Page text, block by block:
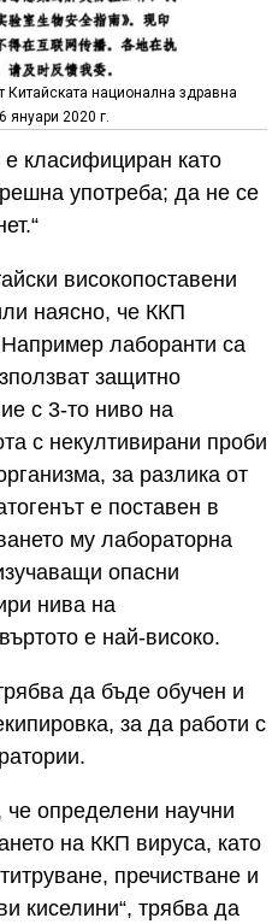
национална здравна
януари 2020 г.
класифициран като
употреба; да не се
високопоставени
наясно, че ККП
лаборанти са
защитно
с 3-то ниво на
с некултивирани проби
за разлика от
е поставен в
му лабораторна
опасни
нива на
е най-високо.
да бъде обучен и
за да работи с
че определени научни
на ККП вируса, като
пречистване и
киселини“, трябва да